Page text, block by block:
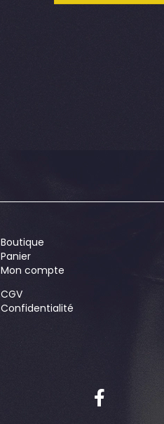
Boutique
Panier
Mon compte
CGV
Confidentialité